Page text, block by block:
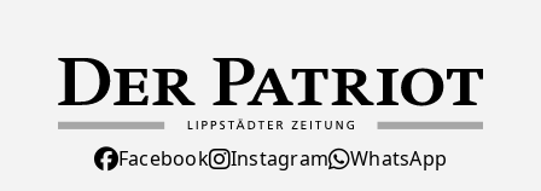
Facebook Instagram WhatsApp